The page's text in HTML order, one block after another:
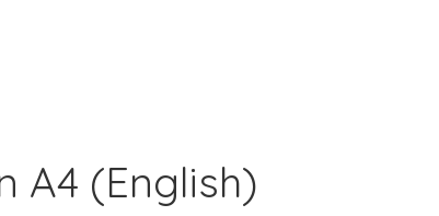
A4 (English)